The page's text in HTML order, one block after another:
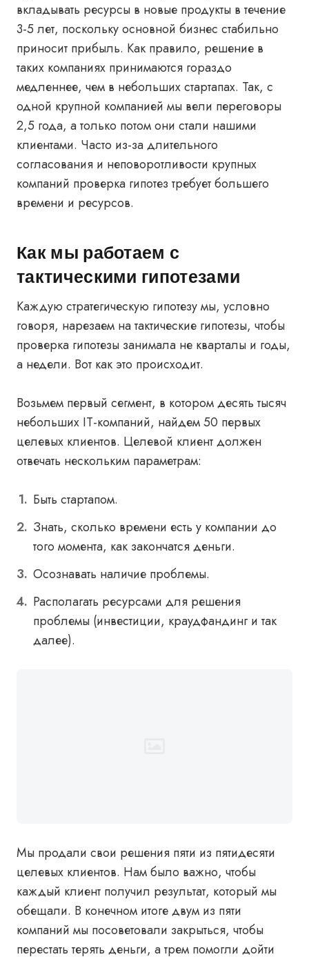
вкладывать ресурсы в новые продукты в течение
3-5 лет, поскольку основной бизнес стабильно
приносит прибыль. Как правило, решение в
таких компаниях принимаются гораздо
медленнее, чем в небольших стартапах. Так, с
одной крупной компанией мы вели переговоры
2,5 года, а только потом они стали нашими
клиентами. Часто из-за длительного
согласования и неповоротливости крупных
компаний проверка гипотез требует большего
времени и ресурсов.
Как мы работаем с
тактическими гипотезами
Каждую стратегическую гипотезу мы, условно
говоря, нарезаем на тактические гипотезы, чтобы
проверка гипотезы занимала не кварталы и годы,
а недели. Вот как это происходит.
Возьмем первый сегмент, в котором десять тысяч
небольших IT-компаний, найдем 50 первых
целевых клиентов. Целевой клиент должен
отвечать нескольким параметрам:
Быть стартапом.
Знать, сколько времени есть у компании до
того момента, как закончатся деньги.
Осознавать наличие проблемы.
Располагать ресурсами для решения
проблемы (инвестиции, краудфандинг и так
далее).
Мы продали свои решения пяти из пятидесяти
целевых клиентов. Нам было важно, чтобы
каждый клиент получил результат, который мы
обещали. В конечном итоге двум из пяти
компаний мы посоветовали закрыться, чтобы
перестать терять деньги, а трем помогли дойти